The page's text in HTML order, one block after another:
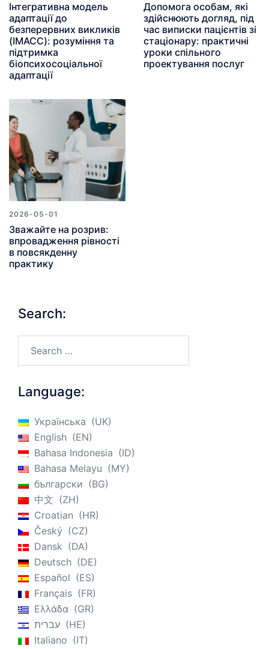
Інтегративна модель
адаптації до
безперервних викликів
(IMACC): розуміння та
підтримка
біопсихосоціальної
адаптації
Допомога особам, які
здійснюють догляд, під
час виписки пацієнтів зі
стаціонару: практичні
уроки спільного
проектування послуг
2026-05-01
Зважайте на розрив:
впровадження рівності
в повсякденну
практику
Search:
Language:
Українська
UK
English
EN
Bahasa Indonesia
ID
Bahasa Melayu
MY
български
BG
中文
ZH
Croatian
HR
Český
CZ
Dansk
DA
Deutsch
DE
Español
ES
Français
FR
Ελλάδα
GR
עברית
HE
Italiano
IT